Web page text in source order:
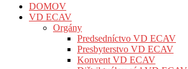
DOMOV
VD ECAV
Orgány
Predsedníctvo VD ECAV
Presbyterstvo VD ECAV
Konvent VD ECAV